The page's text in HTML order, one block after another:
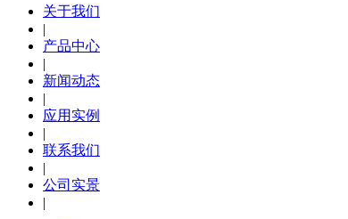
关于我们
|
产品中心
|
新闻动态
|
应用实例
|
联系我们
|
公司实景
|